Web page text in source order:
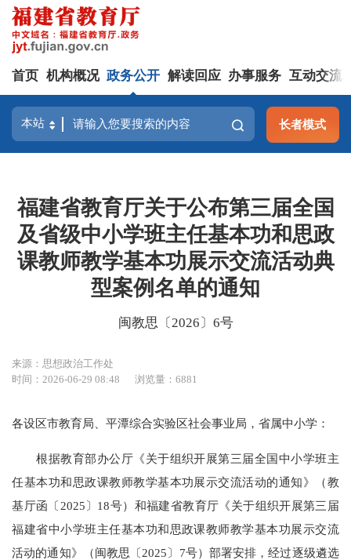
首页 机构概况 政务公开 解读回应 办事服务 互动交流
长者模式
福建省教育厅关于公布第三届全国
及省级中小学班主任基本功和思政
课教师教学基本功展示交流活动典
型案例名单的通知
闽教思〔2026〕6号
来源：思想政治工作处
时间：2026-06-29 08:48
浏览量：6881
各设区市教育局、平潭综合实验区社会事业局，省属中小学：
根据教育部办公厅《关于组织开展第三届全国中小学班主
任基本功和思政课教师教学基本功展示交流活动的通知》（教
基厅函〔2025〕18号）和福建省教育厅《关于组织开展第三届
福建省中小学班主任基本功和思政课教师教学基本功展示交流
活动的通知》（闽教思〔2025〕7号）部署安排，经过逐级遴选